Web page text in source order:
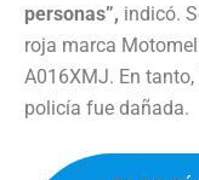
personas”, indicó.
roja marca
A016XMJ. En
policía fue dañada.